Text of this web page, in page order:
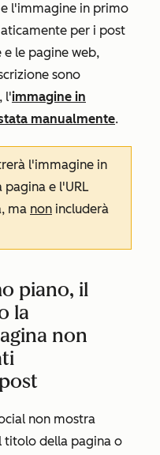
l'immagine in primo
per i post
le pagine web,
sono
l'immagine in
manualmente.
l'immagine in
e l'URL
ma non includerà
piano, il
la
non
non mostra
titolo della pagina o